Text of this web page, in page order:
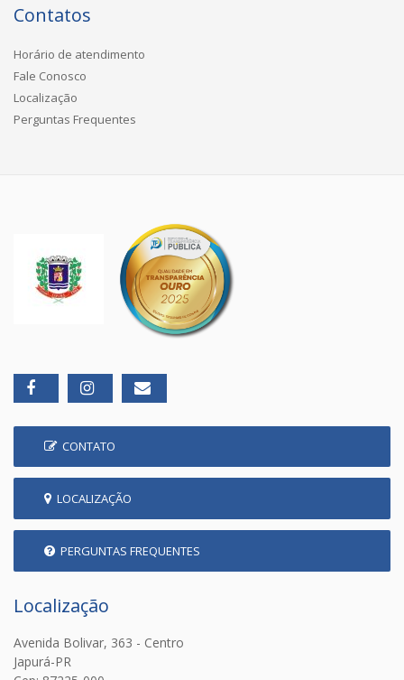
Contatos
Horário de atendimento
Fale Conosco
Localização
Perguntas Frequentes
CONTATO
LOCALIZAÇÃO
PERGUNTAS FREQUENTES
Localização
Avenida Bolivar, 363 - Centro
Japurá-PR